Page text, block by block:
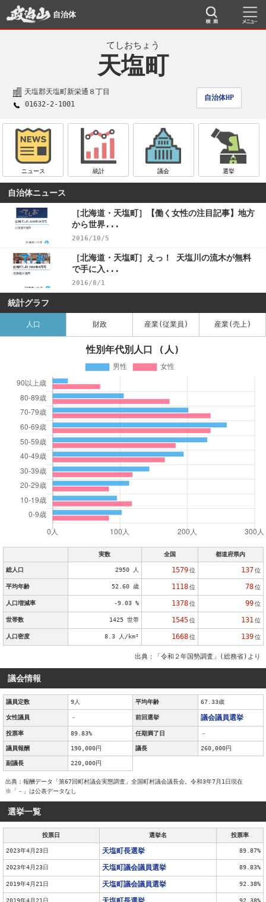
自治体
てしおちょう
天塩町
天塩郡天塩町新栄通８丁目
自治体HP
01632-2-1001
ニュース 統計 議会 選挙
自治体ニュース
［北海道・天塩町］【働く女性の注目記事】地方
から世界...
2016/10/5
［北海道・天塩町］えっ！ 天塩川の流木が無料
で手に入...
2016/8/1
統計グラフ
人口 財政 産業(従業員) 産業(売上)
性別年代別人口 (人)
実数 全国 都道府県内
総人口 2950 人 1579 位 137 位
平均年齢 52.60 歳 1118 位 78 位
人口増減率 -9.03 % 1378 位 99 位
世帯数 1425 世帯 1545 位 131 位
人口密度 8.3 人/km² 1668 位 139 位
出典：「令和２年国勢調査」(総務省)より
議会情報
議員定数 9人 平均年齢 67.33歳
女性議員 － 前回選挙 議会議員選挙
投票率 89.83% 任期満了日 －
議員報酬 190,000円 議長 260,000円
副議長 220,000円
出典：報酬データ「第67回町村議会実態調査」全国町村議会議長会。令和3年7月1日現在
※「－」は公表データなし
選挙一覧
投票日 選挙名 投票率
2023年4月23日 天塩町長選挙 89.87%
2023年4月23日 天塩町議会議員選挙 89.83%
2019年4月21日 天塩町議会議員選挙 92.38%
2019年4月21日 92.38%